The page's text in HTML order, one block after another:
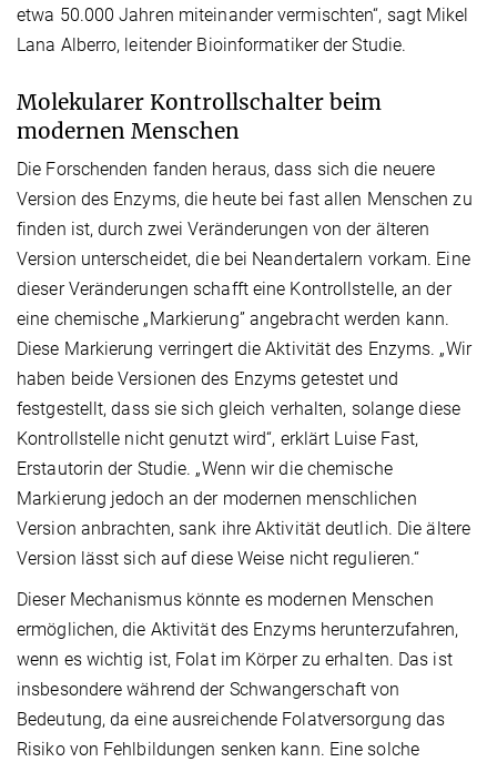
etwa 50.000 Jahren miteinander vermischten“, sagt Mikel
Lana Alberro, leitender Bioinformatiker der Studie.
Molekularer Kontrollschalter beim
modernen Menschen
Die Forschenden fanden heraus, dass sich die neuere
Version des Enzyms, die heute bei fast allen Menschen zu
finden ist, durch zwei Veränderungen von der älteren
Version unterscheidet, die bei Neandertalern vorkam. Eine
dieser Veränderungen schafft eine Kontrollstelle, an der
eine chemische „Markierung” angebracht werden kann.
Diese Markierung verringert die Aktivität des Enzyms. „Wir
haben beide Versionen des Enzyms getestet und
festgestellt, dass sie sich gleich verhalten, solange diese
Kontrollstelle nicht genutzt wird“, erklärt Luise Fast,
Erstautorin der Studie. „Wenn wir die chemische
Markierung jedoch an der modernen menschlichen
Version anbrachten, sank ihre Aktivität deutlich. Die ältere
Version lässt sich auf diese Weise nicht regulieren.“
Dieser Mechanismus könnte es modernen Menschen
ermöglichen, die Aktivität des Enzyms herunterzufahren,
wenn es wichtig ist, Folat im Körper zu erhalten. Das ist
insbesondere während der Schwangerschaft von
Bedeutung, da eine ausreichende Folatversorgung das
Risiko von Fehlbildungen senken kann. Eine solche